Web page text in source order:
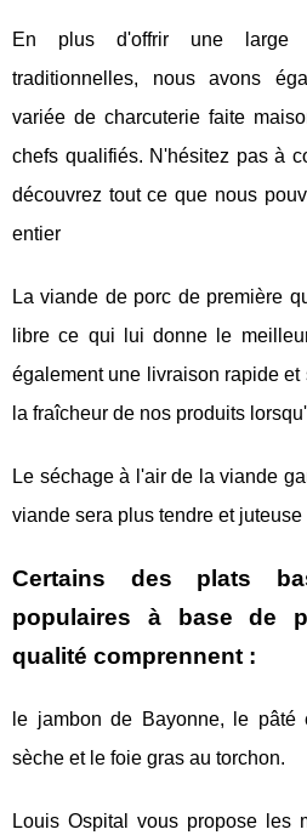
En plus d'offrir une large
traditionnelles, nous avons
variée de charcuterie faite
chefs qualifiés. N'hésitez pas à
découvrez tout ce que nous
entier
La viande de porc de première
libre ce qui lui donne le
également une livraison rapide
la fraîcheur de nos produits
Le séchage à l'air de la viande
viande sera plus tendre et
Certains des plats
populaires à base de
qualité comprennent :
le jambon de Bayonne, le pâté
sèche et le foie gras au torchon.
Louis Ospital vous propose les